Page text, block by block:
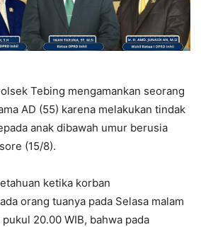
Tebing mengamankan seorang
AD (55) karena melakukan tindak
anak dibawah umur berusia
(15/8).
ketika korban
orang tuanya pada Selasa malam
20.00 WIB, bahwa pada